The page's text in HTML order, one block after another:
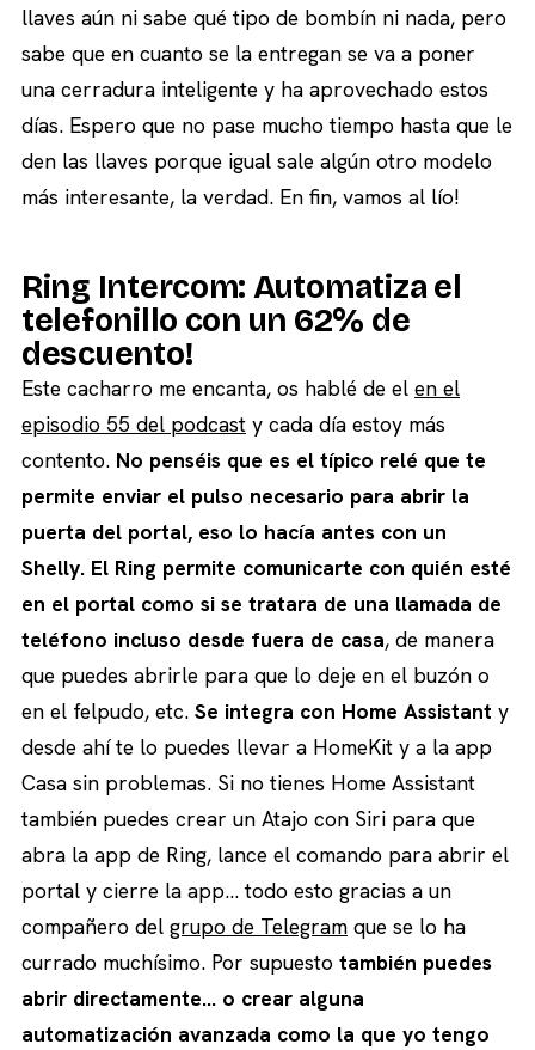
llaves aún ni sabe qué tipo de bombín ni nada, pero
sabe que en cuanto se la entregan se va a poner
una cerradura inteligente y ha aprovechado estos
días. Espero que no pase mucho tiempo hasta que le
den las llaves porque igual sale algún otro modelo
más interesante, la verdad. En fin, vamos al lío!
Ring Intercom: Automatiza el
telefonillo con un 62% de
descuento!
Este cacharro me encanta, os hablé de el en el
episodio 55 del podcast y cada día estoy más
contento. No penséis que es el típico relé que te
permite enviar el pulso necesario para abrir la
puerta del portal, eso lo hacía antes con un
Shelly. El Ring permite comunicarte con quién esté
en el portal como si se tratara de una llamada de
teléfono incluso desde fuera de casa, de manera
que puedes abrirle para que lo deje en el buzón o
en el felpudo, etc. Se integra con Home Assistant y
desde ahí te lo puedes llevar a HomeKit y a la app
Casa sin problemas. Si no tienes Home Assistant
también puedes crear un Atajo con Siri para que
abra la app de Ring, lance el comando para abrir el
portal y cierre la app… todo esto gracias a un
compañero del grupo de Telegram que se lo ha
currado muchísimo. Por supuesto también puedes
abrir directamente… o crear alguna
automatización avanzada como la que yo tengo